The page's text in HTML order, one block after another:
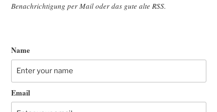
Benach­rich­ti­gung per Mail oder das gute alte RSS.
Name
Email